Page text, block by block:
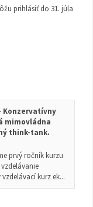
prihlásiť do 31. júla
Konzervatívny
mimovládna
think-tank.
prvý ročník kurzu
kurz ek...